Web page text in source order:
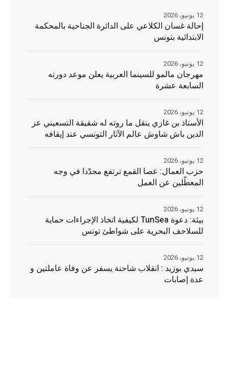
إحالة غسان الكلاعي على الدائرة الجناحية بالمحكمة
الابتدائية بتونس
12 يونيو، 2026
مهرجان مالمو للسينما العربية يعلن موعد دورته
السابعة عشرة
12 يونيو، 2026
الأستاذ بن غازي ينقل ما روته له شقيقة التسعيني عز
الدين باش شاوش عالم الآثار التونسي عند إيقافه
12 يونيو، 2026
حزب العمال: عصا القمع ترتفع مجدّدا في وجه
المعطّلين عن العمل
12 يونيو، 2026
بيئة: دعوة TunSea لكيفية اتخاذ الإجراءات حماية
للسلاحف البحرية على شواطئ تونس
12 يونيو، 2026
سيدي بوزيد : انقلاب شاحنة يسفر عن وفاة عاملتين و
عدة إصابات
12 يونيو، 2026